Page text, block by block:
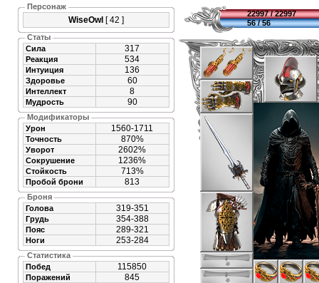
WiseOwl [ 42 ]
Персонаж
22997 / 22997
56 / 56
Сила 317
Реакция 534
Интуиция 136
Здоровье 60
Интеллект 8
Мудрость 90
Статы
Урон 1560-1711
Точность 870%
Уворот 2602%
Сокрушение 1236%
Стойкость 713%
Пробой брони 813
Модификаторы
Голова 319-351
Грудь 354-388
Пояс 289-321
Ноги 253-284
Броня
Побед 115850
Поражений 845
Статистика